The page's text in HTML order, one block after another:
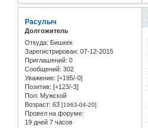
Расулыч
Долгожитель
Откуда: Бишкек
Зарегистрирован: 07-12-2015
Приглашений: 0
Сообщений: 302
Уважение: [+195/-0]
Позитив: [+123/-3]
Пол: Мужской
Возраст: 63 [1963-04-20]
Провел на форуме:
19 дней 7 часов